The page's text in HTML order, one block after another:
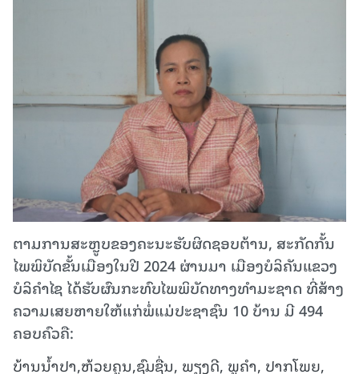
ຕາມການສະຫຼູບຂອງຄະນະຮັບຜິດຊອບຕ້ານ, ສະກັດກັ້ນ
ໄພພິບັດຂັ້ນເມືອງໃນປີ 2024 ຜ່ານມາ ເມືອງບໍລິຄັນແຂວງ
ບໍລິຄໍາໄຊ ໄດ້ຮັບຜົນກະທົບໄພພິບັດທາງທໍາມະຊາດ ທີ່ສ້າງ
ຄວາມເສຍຫາຍໃຫ້ແກ່ພໍ່ແມ່ປະຊາຊົນ 10 ບ້ານ ມີ 494
ຄອບຄົວຄື:
ບ້ານນໍ້າປາ,ຫ້ວຍຄູນ,ຊົມຊື່ນ, ພຽງດີ, ພູຄໍາ, ປາກໂພຍ,